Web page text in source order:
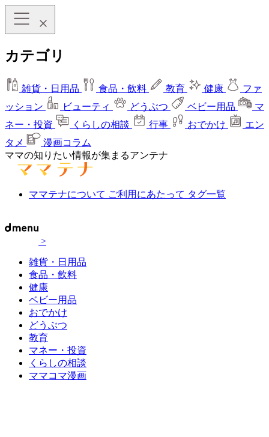
カテゴリ
雑貨・日用品 食品・飲料 教育 健康
ファ
ッション
ビューティ どうぶつ ベビー用品
マ
ネー・投資
くらしの相談 行事 おでかけ
エン
タメ
漫画コラム
ママの知りたい情報が集まるアンテナ
ママテナについて ご利用にあたって タグ一覧
>
雑貨・日用品
食品・飲料
健康
ベビー用品
おでかけ
どうぶつ
教育
マネー・投資
くらしの相談
ママコマ漫画